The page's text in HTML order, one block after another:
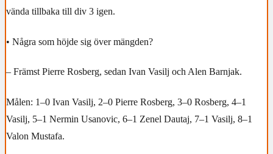
vända tillbaka till div 3 igen.
• Några som höjde sig över mängden?
– Främst Pierre Rosberg, sedan Ivan Vasilj och Alen Barnjak.
Målen: 1–0 Ivan Vasilj, 2–0 Pierre Rosberg, 3–0 Rosberg, 4–1
Vasilj, 5–1 Nermin Usanovic, 6–1 Zenel Dautaj, 7–1 Vasilj, 8–1
Valon Mustafa.